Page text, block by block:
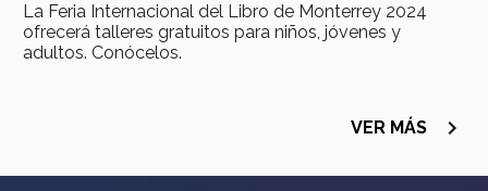
La Feria Internacional del Libro de Monterrey 2024
ofrecerá talleres gratuitos para niños, jóvenes y
adultos. Conócelos.
VER MÁS navigate_next